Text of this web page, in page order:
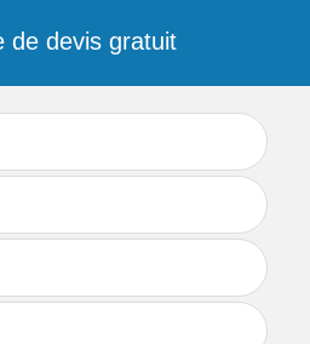
de devis gratuit